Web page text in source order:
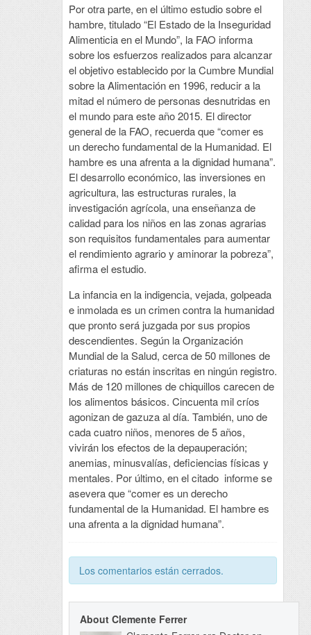
Por otra parte, en el último estudio sobre el
hambre, titulado “El Estado de la Inseguridad
Alimenticia en el Mundo”, la FAO informa
sobre los esfuerzos realizados para alcanzar
el objetivo establecido por la Cumbre Mundial
sobre la Alimentación en 1996, reducir a la
mitad el número de personas desnutridas en
el mundo para este año 2015. El director
general de la FAO, recuerda que “comer es
un derecho fundamental de la Humanidad. El
hambre es una afrenta a la dignidad humana”.
El desarrollo económico, las inversiones en
agricultura, las estructuras rurales, la
investigación agrícola, una enseñanza de
calidad para los niños en las zonas agrarias
son requisitos fundamentales para aumentar
el rendimiento agrario y aminorar la pobreza”,
afirma el estudio.
La infancia en la indigencia, vejada, golpeada
e inmolada es un crimen contra la humanidad
que pronto será juzgada por sus propios
descendientes. Según la Organización
Mundial de la Salud, cerca de 50 millones de
criaturas no están inscritas en ningún registro.
Más de 120 millones de chiquillos carecen de
los alimentos básicos. Cincuenta mil críos
agonizan de gazuza al día. También, uno de
cada cuatro niños, menores de 5 años,
vivirán los efectos de la depauperación;
anemias, minusvalías, deficiencias físicas y
mentales. Por último, en el citado informe se
asevera que “comer es un derecho
fundamental de la Humanidad. El hambre es
una afrenta a la dignidad humana”.
Los comentarios están cerrados.
About Clemente Ferrer